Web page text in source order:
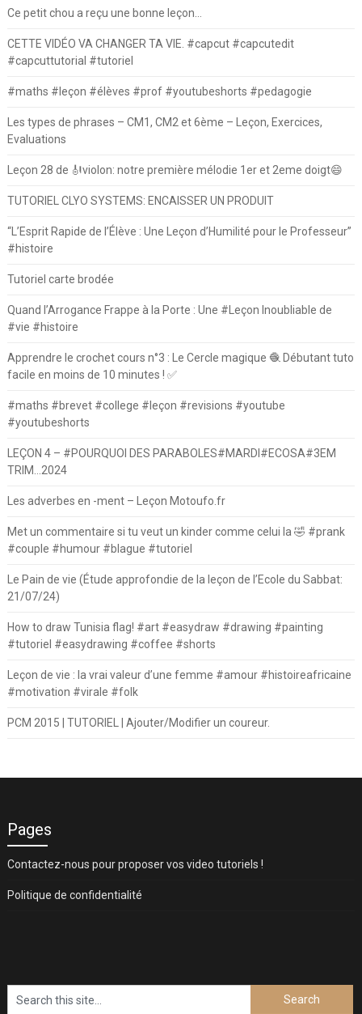
Ce petit chou a reçu une bonne leçon…
CETTE VIDÉO VA CHANGER TA VIE. #capcut #capcutedit
#capcuttutorial #tutoriel
#maths #leçon #élèves #prof #youtubeshorts #pedagogie
Les types de phrases – CM1, CM2 et 6ème – Leçon, Exercices,
Evaluations
Leçon 28 de 🎻violon: notre première mélodie 1er et 2eme doigt😄
TUTORIEL CLYO SYSTEMS: ENCAISSER UN PRODUIT
“L’Esprit Rapide de l’Élève : Une Leçon d’Humilité pour le Professeur”
#histoire
Tutoriel carte brodée
Quand l’Arrogance Frappe à la Porte : Une #Leçon Inoubliable de
#vie #histoire
Apprendre le crochet cours n°3 : Le Cercle magique 🧶 Débutant tuto
facile en moins de 10 minutes ! ✅
#maths #brevet #college #leçon #revisions #youtube
#youtubeshorts
LEÇON 4 – #POURQUOI DES PARABOLES#MARDI#ECOSA#3EM
TRIM…2024
Les adverbes en -ment – Leçon Motoufo.fr
Met un commentaire si tu veut un kinder comme celui la 🤣 #prank
#couple #humour #blague #tutoriel
Le Pain de vie (Étude approfondie de la leçon de l’Ecole du Sabbat:
21/07/24)
How to draw Tunisia flag! #art #easydraw #drawing #painting
#tutoriel #easydrawing #coffee #shorts
Leçon de vie : la vrai valeur d’une femme #amour #histoireafricaine
#motivation #virale #folk
PCM 2015 | TUTORIEL | Ajouter/Modifier un coureur.
Pages
Contactez-nous pour proposer vos video tutoriels !
Politique de confidentialité